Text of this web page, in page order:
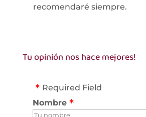
recomendaré siempre.
Tu opinión nos hace mejores!
Required Field
Nombre